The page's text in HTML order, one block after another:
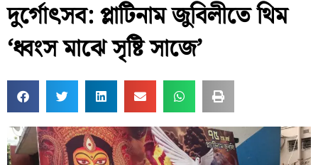
দুর্গোৎসব: প্লাটিনাম জুবিলীতে থিম
‘ধ্বংস মাঝে সৃষ্টি সাজে’